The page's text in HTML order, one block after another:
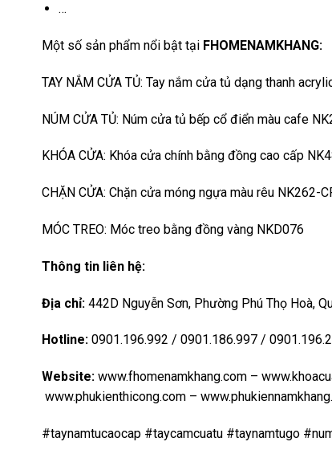
…
Một số sản phẩm nổi bật tại FHOMENAMKHANG:
TAY NẮM CỬA TỦ: Tay nắm cửa tủ dạng thanh
NÚM CỬA TỦ: Núm cửa tủ bếp cổ điển màu cafe
KHÓA CỬA: Khóa cửa chính bằng đồng cao cấp
CHẶN CỬA: Chặn cửa móng ngựa màu rêu NK262-
MÓC TREO: Móc treo bằng đồng vàng NKD076
Thông tin liên hệ:
Địa chỉ: 442D Nguyễn Sơn, Phường Phú Thọ Hoà,
Hotline: 0901.196.992 / 0901.186.997 /
Website: www.fhomenamkhang.com –
www.phukienthicong.com –
#taynamtucaocap #taycamcuatu #taynamtugo